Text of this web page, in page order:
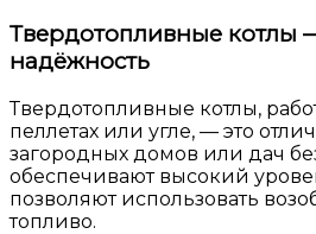
Твердотопливные котлы
надёжность
Твердотопливные котлы,
пеллетах или угле, — это
загородных домов или дач
обеспечивают высокий
позволяют использовать
топливо.